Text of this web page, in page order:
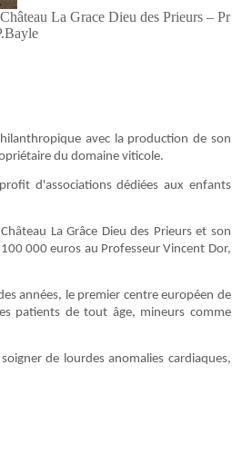
La Grace Dieu des Prieurs – Pr
avec la production de son
du domaine viticole.
d'associations dédiées aux enfants
La Grâce Dieu des Prieurs et son
000 euros au Professeur Vincent Dor,
années, le premier centre européen de
patients de tout âge, mineurs comme
de lourdes anomalies cardiaques,